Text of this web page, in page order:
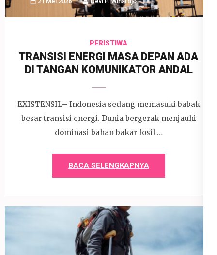
PERISTIWA
TRANSISI ENERGI MASA DEPAN ADA
DI TANGAN KOMUNIKATOR ANDAL
EXISTENSIL– Indonesia sedang memasuki babak
besar transisi energi. Dunia bergerak menjauhi
dominasi bahan bakar fosil …
BACA SELENGKAPNYA